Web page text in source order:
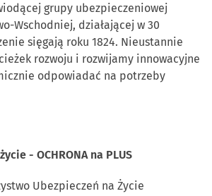
grupy ubezpieczeniowej
Wschodniej, działającej w 30
sięgają roku 1824. Nieustannie
rozwoju i rozwijamy innowacyjne
odpowiadać na potrzeby
- OCHRONA na PLUS
Ubezpieczeń na Życie